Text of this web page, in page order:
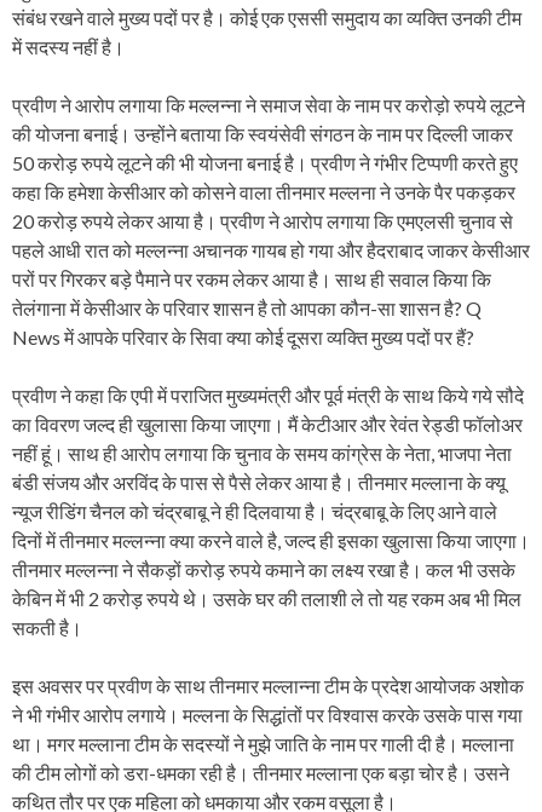
संबंध रखने वाले मुख्य पदों पर है। कोई एक एससी समुदाय का व्यक्ति उनकी टीम
में सदस्य नहीं है।
प्रवीण ने आरोप लगाया कि मल्लन्ना ने समाज सेवा के नाम पर करोड़ो रुपये लूटने
की योजना बनाई। उन्होंने बताया कि स्वयंसेवी संगठन के नाम पर दिल्ली जाकर
50 करोड़ रुपये लूटने की भी योजना बनाई है। प्रवीण ने गंभीर टिप्पणी करते हुए
कहा कि हमेशा केसीआर को कोसने वाला तीनमार मल्लना ने उनके पैर पकड़कर
20 करोड़ रुपये लेकर आया है। प्रवीण ने आरोप लगाया कि एमएलसी चुनाव से
पहले आधी रात को मल्लन्ना अचानक गायब हो गया और हैदराबाद जाकर केसीआर
परों पर गिरकर बड़े पैमाने पर रकम लेकर आया है। साथ ही सवाल किया कि
तेलंगाना में केसीआर के परिवार शासन है तो आपका कौन-सा शासन है? Q
News में आपके परिवार के सिवा क्या कोई दूसरा व्यक्ति मुख्य पदों पर हैं?
प्रवीण ने कहा कि एपी में पराजित मुख्यमंत्री और पूर्व मंत्री के साथ किये गये सौदे
का विवरण जल्द ही खुलासा किया जाएगा। मैं केटीआर और रेवंत रेड्डी फॉलोअर
नहीं हूं। साथ ही आरोप लगाया कि चुनाव के समय कांग्रेस के नेता, भाजपा नेता
बंडी संजय और अरविंद के पास से पैसे लेकर आया है। तीनमार मल्लाना के क्यू
न्यूज रीडिंग चैनल को चंद्रबाबू ने ही दिलवाया है। चंद्रबाबू के लिए आने वाले
दिनों में तीनमार मल्लन्ना क्या करने वाले है, जल्द ही इसका खुलासा किया जाएगा।
तीनमार मल्लन्ना ने सैकड़ों करोड़ रुपये कमाने का लक्ष्य रखा है। कल भी उसके
केबिन में भी 2 करोड़ रुपये थे। उसके घर की तलाशी ले तो यह रकम अब भी मिल
सकती है।
इस अवसर पर प्रवीण के साथ तीनमार मल्लान्ना टीम के प्रदेश आयोजक अशोक
ने भी गंभीर आरोप लगाये। मल्लना के सिद्धांतों पर विश्वास करके उसके पास गया
था। मगर मल्लाना टीम के सदस्यों ने मुझे जाति के नाम पर गाली दी है। मल्लाना
की टीम लोगों को डरा-धमका रही है। तीनमार मल्लाना एक बड़ा चोर है। उसने
कथित तौर पर एक महिला को धमकाया और रकम वसूला है।